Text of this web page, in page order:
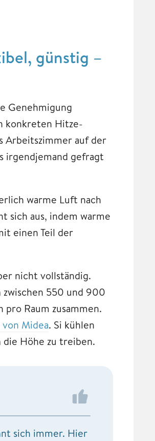
günstig –
Genehmigung
konkreten Hitze-
Arbeitszimmer auf der
irgendjemand gefragt
warme Luft nach
sich aus, indem warme
einen Teil der
nicht vollständig.
550 und 900
Raum zusammen.
Midea. Si kühlen
die Höhe zu treiben.
sich immer. Hier